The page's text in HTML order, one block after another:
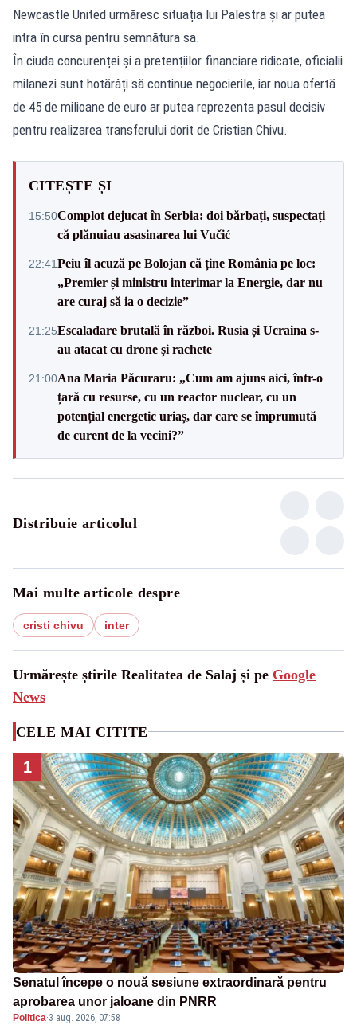
Newcastle United urmăresc situația lui Palestra și ar putea
intra în cursa pentru semnătura sa.
În ciuda concurenței și a pretențiilor financiare ridicate, oficialii
milanezi sunt hotărâți să continue negocierile, iar noua ofertă
de 45 de milioane de euro ar putea reprezenta pasul decisiv
pentru realizarea transferului dorit de Cristian Chivu.
CITEȘTE ȘI
15:50Complot dejucat în Serbia: doi bărbați, suspectați
că plănuiau asasinarea lui Vučić
22:41Peiu îl acuză pe Bolojan că ține România pe loc:
„Premier și ministru interimar la Energie, dar nu
are curaj să ia o decizie”
21:25Escaladare brutală în război. Rusia și Ucraina s-
au atacat cu drone și rachete
21:00Ana Maria Păcuraru: „Cum am ajuns aici, într-o
țară cu resurse, cu un reactor nuclear, cu un
potențial energetic uriaș, dar care se împrumută
de curent de la vecini?”
Distribuie articolul
Mai multe articole despre
cristi chivu inter
Urmărește știrile Realitatea de Salaj și pe Google
News
CELE MAI CITITE
1
Senatul începe o nouă sesiune extraordinară pentru
aprobarea unor jaloane din PNRR
Politica·3 aug. 2026, 07:58